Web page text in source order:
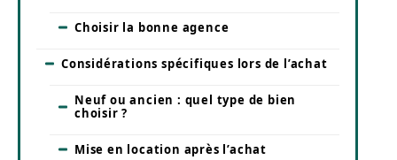
Choisir la bonne agence
Considérations spécifiques lors de l’achat
Neuf ou ancien : quel type de bien
choisir ?
Mise en location après l’achat